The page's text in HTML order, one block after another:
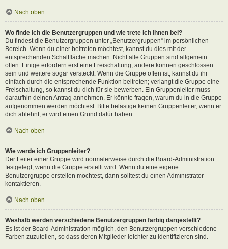
Nach oben
Wo finde ich die Benutzergruppen und wie trete ich ihnen bei?
Du findest die Benutzergruppen unter „Benutzergruppen“ im persönlichen
Bereich. Wenn du einer beitreten möchtest, kannst du dies mit der
entsprechenden Schaltfläche machen. Nicht alle Gruppen sind allgemein
offen. Einige erfordern erst eine Freischaltung, andere können geschlossen
sein und weitere sogar versteckt. Wenn die Gruppe offen ist, kannst du ihr
einfach durch die entsprechende Funktion beitreten; verlangt die Gruppe eine
Freischaltung, so kannst du dich für sie bewerben. Ein Gruppenleiter muss
daraufhin deinen Antrag annehmen. Er könnte fragen, warum du in die Gruppe
aufgenommen werden möchtest. Bitte belästige keinen Gruppenleiter, wenn er
dich ablehnt, er wird einen Grund dafür haben.
Nach oben
Wie werde ich Gruppenleiter?
Der Leiter einer Gruppe wird normalerweise durch die Board-Administration
festgelegt, wenn die Gruppe erstellt wird. Wenn du eine eigene
Benutzergruppe erstellen möchtest, dann solltest du einen Administrator
kontaktieren.
Nach oben
Weshalb werden verschiedene Benutzergruppen farbig dargestellt?
Es ist der Board-Administration möglich, den Benutzergruppen verschiedene
Farben zuzuteilen, so dass deren Mitglieder leichter zu identifizieren sind.